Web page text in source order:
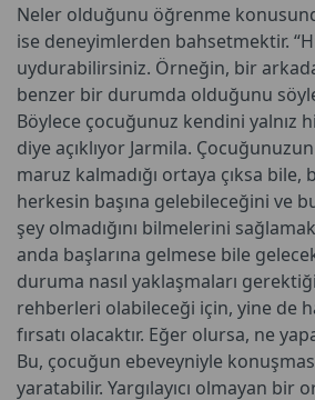
Neler olduğunu öğrenme
ise deneyimlerden bahsetmektir.
uydurabilirsiniz. Örneğin, bir
benzer bir durumda olduğunu
Böylece çocuğunuz kendini yalnız
diye açıklıyor Jarmila.
maruz kalmadığı ortaya çıksa bile,
herkesin başına gelebileceğini ve
şey olmadığını bilmelerini
anda başlarına gelmese bile
duruma nasıl yaklaşmaları
rehberleri olabileceği için, yine de
fırsatı olacaktır. Eğer olursa, ne
Bu, çocuğun ebeveyniyle
yaratabilir. Yargılayıcı olmayan bir